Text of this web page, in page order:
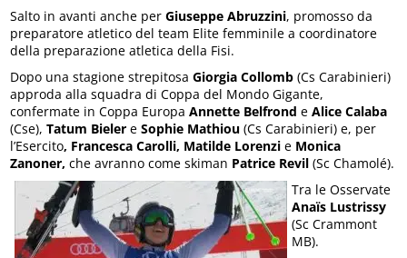
Salto in avanti anche perGiuseppe Abruzzini, promosso da
preparatore atletico del team Elite femminile a coordinatore
della preparazione atletica della Fisi.
Dopo una stagione strepitosaGiorgia Collomb (Cs Carabinieri)
approda alla squadra di Coppa del Mondo Gigante,
confermate in Coppa EuropaAnnette BelfrondeAlice Calaba
(Cse),Tatum Bielere Sophie Mathiou (Cs Carabinieri) e, per
l’Esercito, Francesca Carolli, Matilde Lorenzi e Monica
Zanoner, che avranno come skiman Patrice Revil (Sc Chamolé).
Tra le Osservate
Anaïs Lustrissy
(Sc Crammont
MB).